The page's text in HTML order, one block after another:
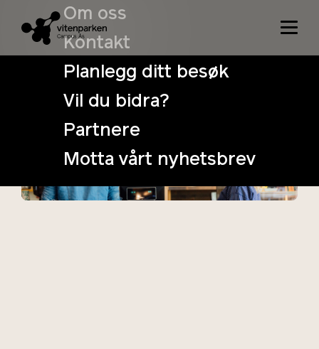
Om oss
Kontakt
Planlegg ditt besøk
Vil du bidra?
Partnere
Motta vårt nyhetsbrev
Torsdag kveld
på Vitenparken